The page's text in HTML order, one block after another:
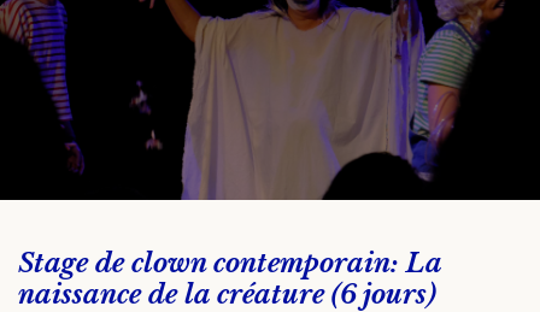
Stage de clown contemporain: La
naissance de la créature (6 jours)